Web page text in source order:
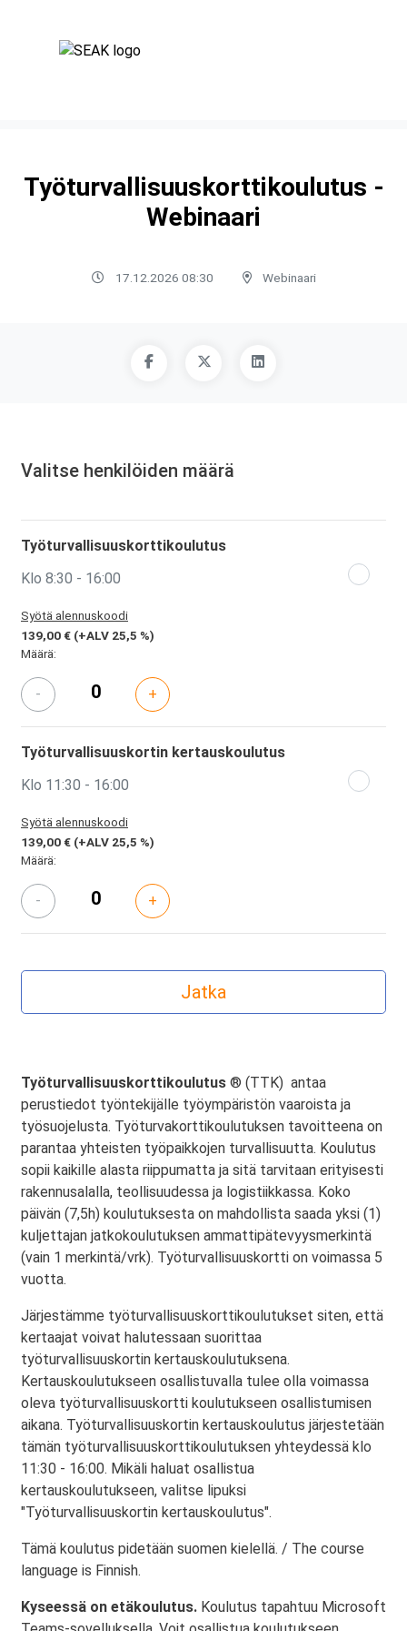
Työturvallisuuskorttikoulutus -
Webinaari
17.12.2026 08:30 Webinaari
Valitse henkilöiden määrä
Työturvallisuuskorttikoulutus
Klo 8:30 - 16:00
Syötä alennuskoodi
139,00 € (+ALV 25,5 %)
Määrä:
- +
Työturvallisuuskortin kertauskoulutus
Klo 11:30 - 16:00
Syötä alennuskoodi
139,00 € (+ALV 25,5 %)
Määrä:
- +
Työturvallisuuskorttikoulutus ® (TTK) antaa
perustiedot työntekijälle työympäristön vaaroista ja
työsuojelusta. Työturvakorttikoulutuksen tavoitteena on
parantaa yhteisten työpaikkojen turvallisuutta. Koulutus
sopii kaikille alasta riippumatta ja sitä tarvitaan erityisesti
rakennusalalla, teollisuudessa ja logistiikkassa. Koko
päivän (7,5h) koulutuksesta on mahdollista saada yksi (1)
kuljettajan jatkokoulutuksen ammattipätevyysmerkintä
(vain 1 merkintä/vrk). Työturvallisuuskortti on voimassa 5
vuotta.
Järjestämme työturvallisuuskorttikoulutukset siten, että
kertaajat voivat halutessaan suorittaa
työturvallisuuskortin kertauskoulutuksena.
Kertauskoulutukseen osallistuvalla tulee olla voimassa
oleva työturvallisuuskortti koulutukseen osallistumisen
aikana. Työturvallisuuskortin kertauskoulutus järjestetään
tämän työturvallisuuskorttikoulutuksen yhteydessä klo
11:30 - 16:00. Mikäli haluat osallistua
kertauskoulutukseen, valitse lipuksi
"Työturvallisuuskortin kertauskoulutus".
Tämä koulutus pidetään suomen kielellä. / The course
language is Finnish.
Kyseessä on etäkoulutus. Koulutus tapahtuu Microsoft